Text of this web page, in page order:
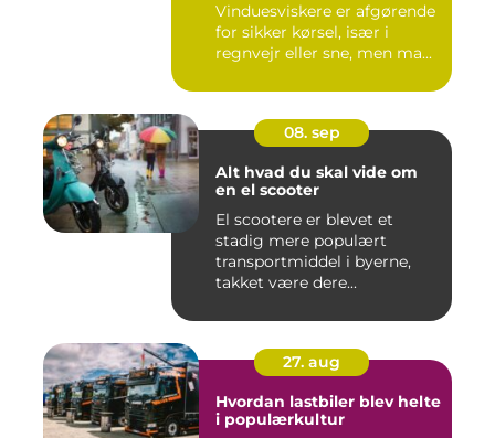
Vinduesviskere er afgørende
for sikker kørsel, især i
regnvejr eller sne, men ma...
08. sep
Alt hvad du skal vide om
en el scooter
El scootere er blevet et
stadig mere populært
transportmiddel i byerne,
takket være dere...
27. aug
Hvordan lastbiler blev helte
i populærkultur